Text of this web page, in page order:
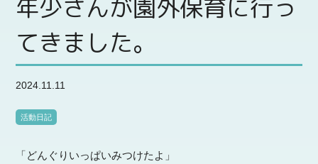
年少さんが園外保育に行っ
てきました。
2024.11.11
活動日記
「どんぐりいっぱいみつけたよ」